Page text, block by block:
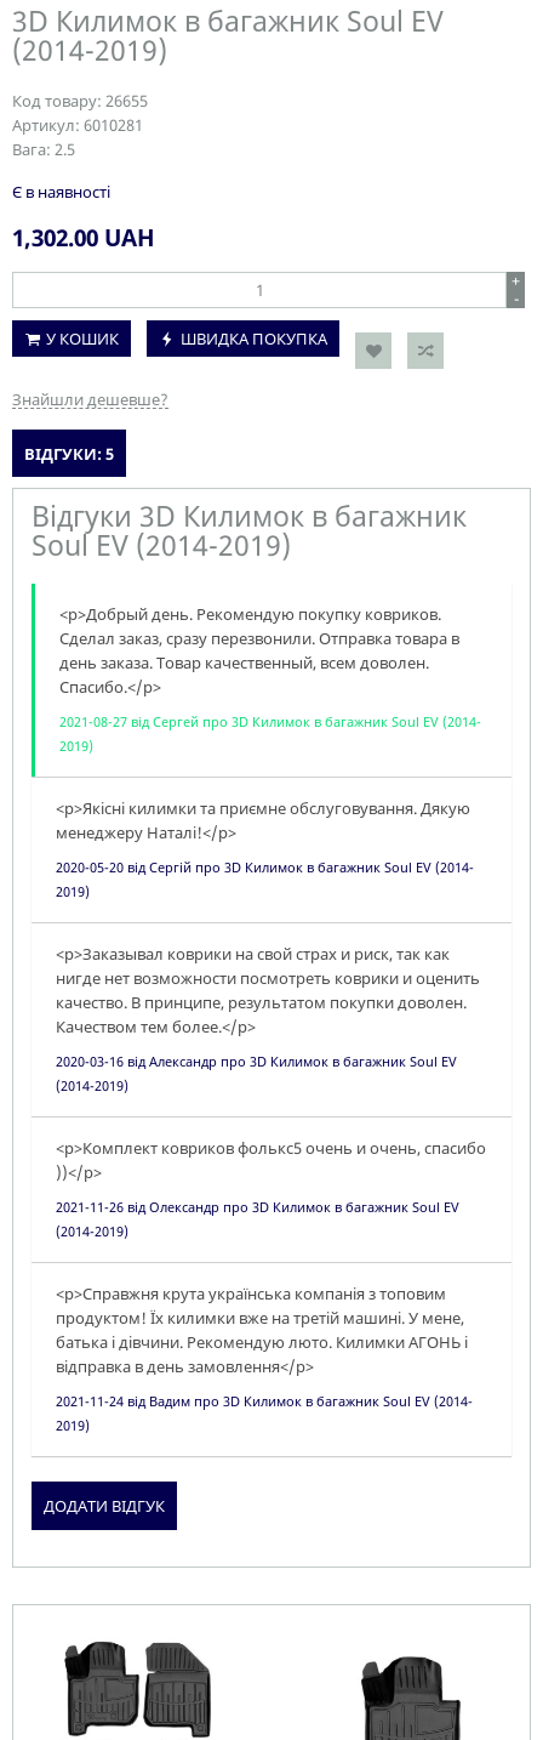
3D Килимок в багажник Soul EV
(2014-2019)
Код товару: 26655
Артикул: 6010281
Вага: 2.5
Є в наявності
1,302.00 UAH
+
-
У КОШИК
ШВИДКА ПОКУПКА
Знайшли дешевше?
ВІДГУКИ: 5
Відгуки 3D Килимок в багажник
Soul EV (2014-2019)
<p>Добрый день. Рекомендую покупку ковриков.
Сделал заказ, сразу перезвонили. Отправка товара в
день заказа. Товар качественный, всем доволен.
Спасибо.</p>
2021-08-27 відСергей про 3D Килимок в багажник Soul EV (2014-
2019)
<p>Якісні килимки та приємне обслуговування. Дякую
менеджеру Наталі!</p>
2020-05-20 відСергій про 3D Килимок в багажник Soul EV (2014-
2019)
<p>Заказывал коврики на свой страх и риск, так как
нигде нет возможности посмотреть коврики и оценить
качество. В принципе, результатом покупки доволен.
Качеством тем более.</p>
2020-03-16 відАлександр про 3D Килимок в багажник Soul EV
(2014-2019)
<p>Комплект ковриков фолькс5 очень и очень, спасибо
))</p>
2021-11-26 відОлександр про 3D Килимок в багажник Soul EV
(2014-2019)
<p>Справжня крута українська компанія з топовим
продуктом! Їх килимки вже на третій машині. У мене,
батька і дівчини. Рекомендую люто. Килимки АГОНЬ і
відправка в день замовлення</p>
2021-11-24 від Вадим про 3D Килимок в багажник Soul EV (2014-
2019)
ДОДАТИ ВІДГУК